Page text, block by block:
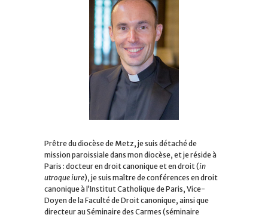
Prêtre du diocèse de Metz, je suis détaché de
mission paroissiale dans mon diocèse, et je réside à
Paris : docteur en droit canonique et en droit (in
utroque iure), je suis maître de conférences en droit
canonique à l’Institut Catholique de Paris, Vice-
Doyen de la Faculté de Droit canonique, ainsi que
directeur au Séminaire des Carmes (séminaire